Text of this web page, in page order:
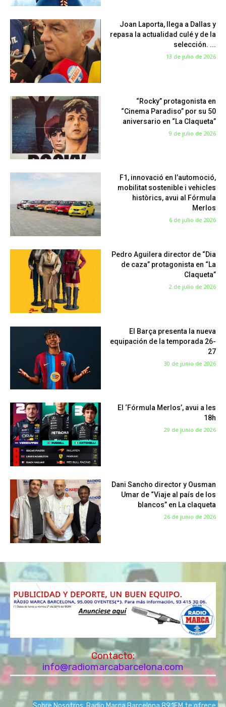
Joan Laporta, llega a Dallas y
repasa la actualidad culé y de la
selección. ...
13 de julio de 2026
“Rocky” protagonista en
“Cinema Paradiso” por su 50
aniversario en “La Claqueta”
9 de julio de 2026
F1, innovació en l’automoció,
mobilitat sostenible i vehicles
històrics, avui al Fórmula
Merlos
6 de julio de 2026
Pedro Aguilera director de “Dia
de caza” protagonista en “La
Claqueta”
2 de julio de 2026
El Barça presenta la nueva
equipación de la temporada 26-
27
30 de junio de 2026
El ‘Fórmula Merlos’, avui a les
18h
29 de junio de 2026
Dani Sancho director y Ousman
Umar de “Viaje al país de los
blancos” en La claqueta
26 de junio de 2026
Contacto:
info@radiomarcabarcelona.com